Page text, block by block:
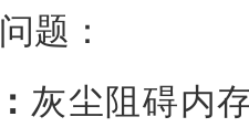
题：
灰尘阻碍内